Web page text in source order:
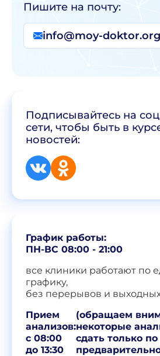
Пишите на почту:
info@moy-doktor.org
Подписывайтесь на
сети, чтобы быть в
новостей:
График работы:
ПН-ВС 08:00 - 21:00
все клиники работают по
графику,
без перерывов и
Прием
анализов:
с 08:00
до 13:30
(обращаем
некоторые
сдать только по